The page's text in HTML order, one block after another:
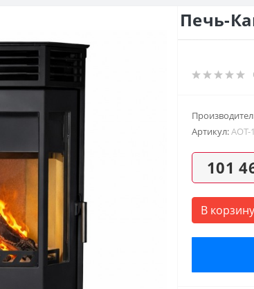
Печь-
Артикул:AOT-
101
В корзину